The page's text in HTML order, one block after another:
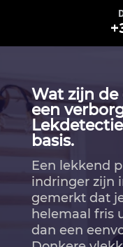
Wat zijn de
een
basis.
Een lekkend
indringer zijn
gemerkt dat
helemaal fris
dan een